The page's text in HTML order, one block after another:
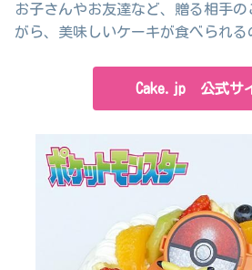
お子さんやお友達など、贈る相手
がら、美味しいケーキが食べられる
Cake.jp 公式サ